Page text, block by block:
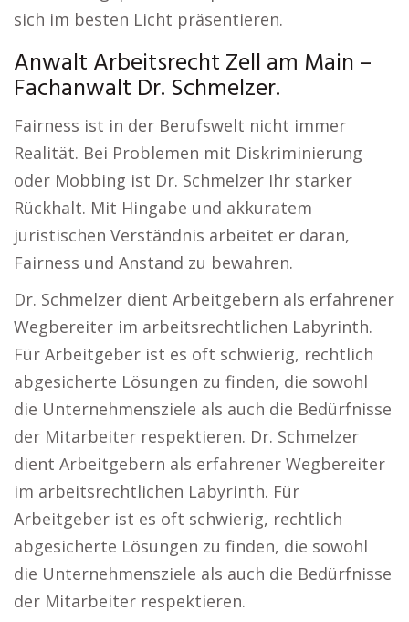
sich im besten Licht präsentieren.
Anwalt Arbeitsrecht Zell am Main –
Fachanwalt Dr. Schmelzer.
Fairness ist in der Berufswelt nicht immer
Realität. Bei Problemen mit Diskriminierung
oder Mobbing ist Dr. Schmelzer Ihr starker
Rückhalt. Mit Hingabe und akkuratem
juristischen Verständnis arbeitet er daran,
Fairness und Anstand zu bewahren.
Dr. Schmelzer dient Arbeitgebern als erfahrener
Wegbereiter im arbeitsrechtlichen Labyrinth.
Für Arbeitgeber ist es oft schwierig, rechtlich
abgesicherte Lösungen zu finden, die sowohl
die Unternehmensziele als auch die Bedürfnisse
der Mitarbeiter respektieren. Dr. Schmelzer
dient Arbeitgebern als erfahrener Wegbereiter
im arbeitsrechtlichen Labyrinth. Für
Arbeitgeber ist es oft schwierig, rechtlich
abgesicherte Lösungen zu finden, die sowohl
die Unternehmensziele als auch die Bedürfnisse
der Mitarbeiter respektieren.